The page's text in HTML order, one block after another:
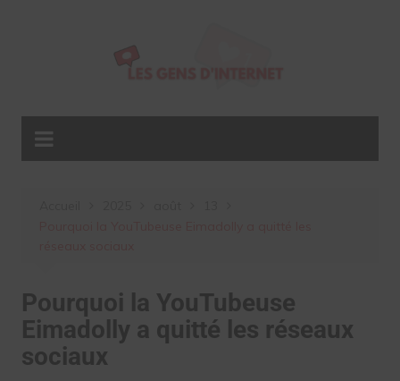
Pourquoi la YouTubeuse
Eimadolly a quitté les réseaux
sociaux